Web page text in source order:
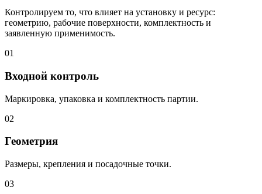
Контролируем то, что влияет на установку и ресурс:
геометрию, рабочие поверхности, комплектность и
заявленную применимость.
01
Входной контроль
Маркировка, упаковка и комплектность партии.
02
Геометрия
Размеры, крепления и посадочные точки.
03